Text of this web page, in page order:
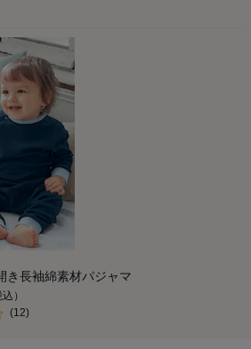
き長袖綿素材パジャマ
込）
(12)